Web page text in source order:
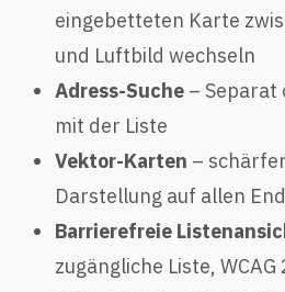
eingebetteten Karte
und Luftbild wechseln
Adress-Suche – Separat
mit der Liste
Vektor-Karten –
Darstellung auf allen
Barrierefreie
zugängliche Liste,